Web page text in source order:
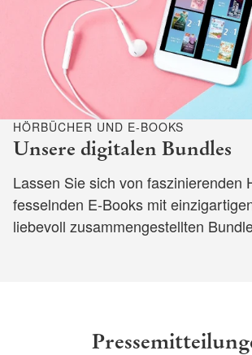
HÖRBÜCHER UND E-BOOKS
Unsere digitalen Bundles
Lassen Sie sich von faszinierenden
fesselnden E-Books mit
liebevoll zusammengestellten